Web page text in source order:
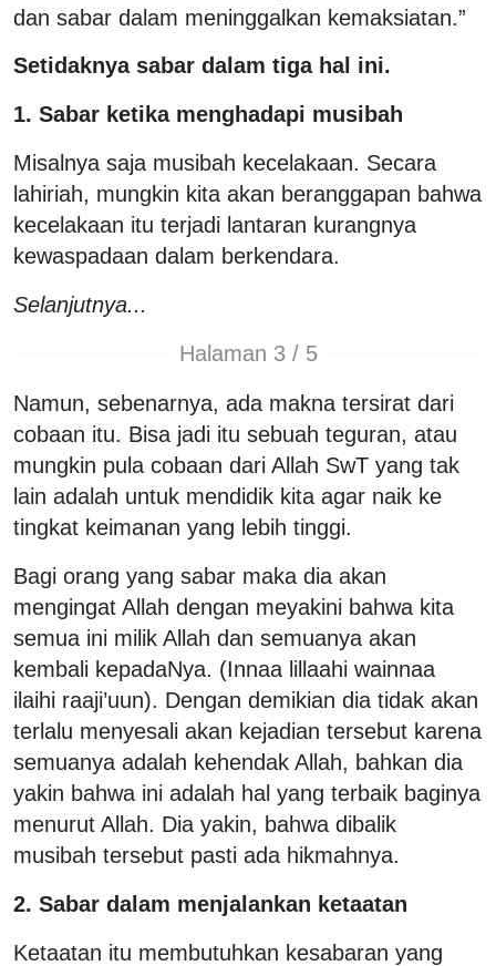
dan sabar dalam meninggalkan kemaksiatan.”
Setidaknya sabar dalam tiga hal ini.
1. Sabar ketika menghadapi musibah
Misalnya saja musibah kecelakaan. Secara
lahiriah, mungkin kita akan beranggapan bahwa
kecelakaan itu terjadi lantaran kurangnya
kewaspadaan dalam berkendara.
Selanjutnya...
Halaman 3 / 5
Namun, sebenarnya, ada makna tersirat dari
cobaan itu. Bisa jadi itu sebuah teguran, atau
mungkin pula cobaan dari Allah SwT yang tak
lain adalah untuk mendidik kita agar naik ke
tingkat keimanan yang lebih tinggi.
Bagi orang yang sabar maka dia akan
mengingat Allah dengan meyakini bahwa kita
semua ini milik Allah dan semuanya akan
kembali kepadaNya. (Innaa lillaahi wainnaa
ilaihi raaji’uun). Dengan demikian dia tidak akan
terlalu menyesali akan kejadian tersebut karena
semuanya adalah kehendak Allah, bahkan dia
yakin bahwa ini adalah hal yang terbaik baginya
menurut Allah. Dia yakin, bahwa dibalik
musibah tersebut pasti ada hikmahnya.
2. Sabar dalam menjalankan ketaatan
Ketaatan itu membutuhkan kesabaran yang